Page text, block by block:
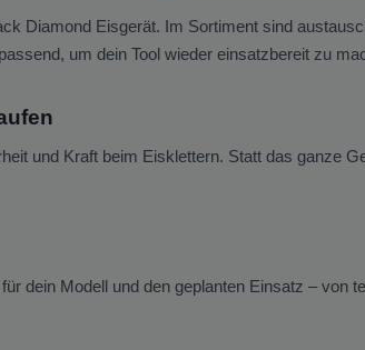
Diamond Eisgerät. Im Sortiment sind
um dein Tool wieder einsatzbereit zu
und Kraft beim Eisklettern. Statt das ganze
dein Modell und den geplanten Einsatz –